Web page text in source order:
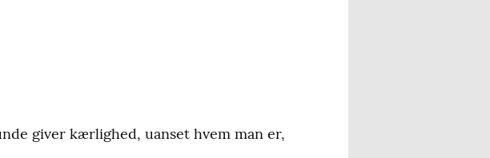
giver kærlighed, uanset hvem man er,